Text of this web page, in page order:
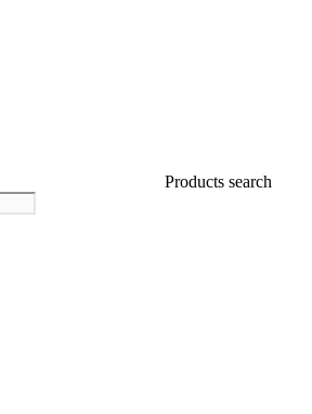
Products search